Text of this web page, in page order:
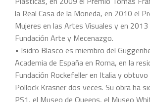
la Real Casa de la Moneda, en 2010 el
Mujeres en las Artes Visuales y en
Fundación Arte y Mecenazgo.
• Isidro Blasco es miembro del
Academia de España en Roma, en la
Fundación Rockefeller en Italia y obtuvo
Pollock Krasner dos veces. Su obra ha